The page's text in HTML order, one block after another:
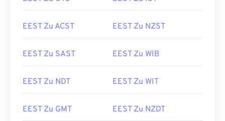
EEST Zu ACST EEST Zu NZST
EEST Zu SAST EEST Zu WIB
EEST Zu NDT EEST Zu WIT
EEST Zu GMT EEST Zu NZDT